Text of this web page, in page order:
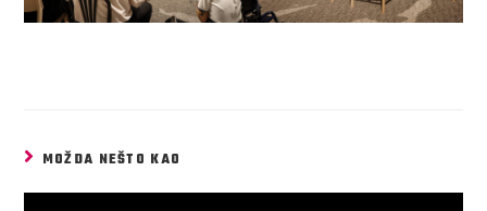
MOŽDA NEŠTO KAO